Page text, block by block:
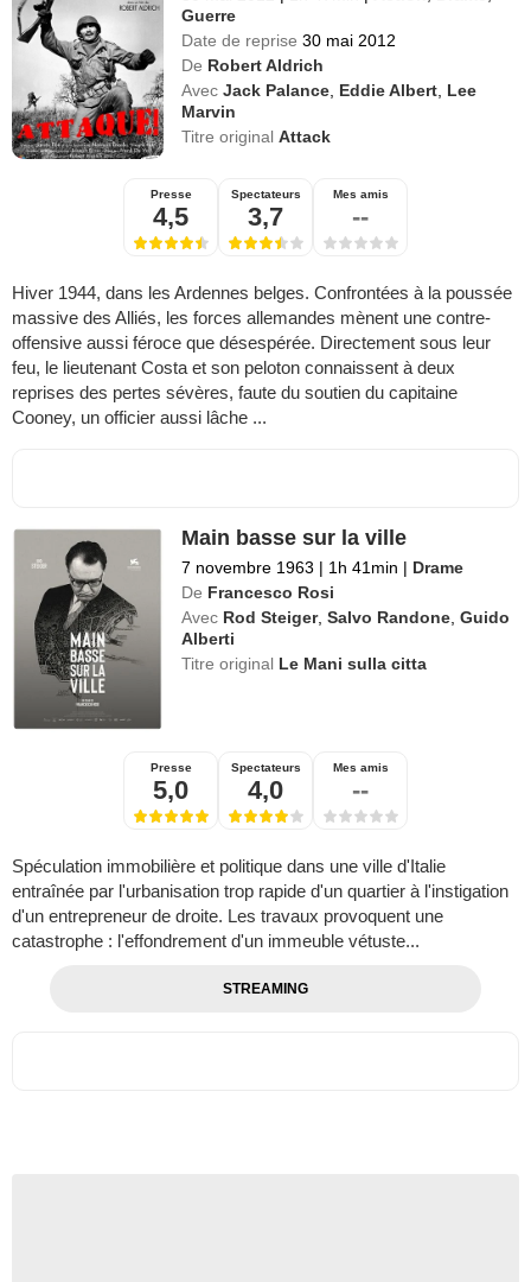
Guerre
Date de reprise 30 mai 2012
De Robert Aldrich
Avec Jack Palance, Eddie Albert, Lee
Marvin
Titre originalAttack
Presse
4,5
Spectateurs
3,7
Mes amis
--
Hiver 1944, dans les Ardennes belges. Confrontées à la poussée
massive des Alliés, les forces allemandes mènent une contre-
offensive aussi féroce que désespérée. Directement sous leur
feu, le lieutenant Costa et son peloton connaissent à deux
reprises des pertes sévères, faute du soutien du capitaine
Cooney, un officier aussi lâche ...
Main basse sur la ville
7 novembre 1963 | 1h 41min | Drame
De Francesco Rosi
Avec Rod Steiger,Salvo Randone,Guido
Alberti
Titre original Le Mani sulla citta
Presse
5,0
Spectateurs
4,0
Mes amis
--
Spéculation immobilière et politique dans une ville d'Italie
entraînée par l'urbanisation trop rapide d'un quartier à l'instigation
d'un entrepreneur de droite. Les travaux provoquent une
catastrophe : l'effondrement d'un immeuble vétuste...
STREAMING